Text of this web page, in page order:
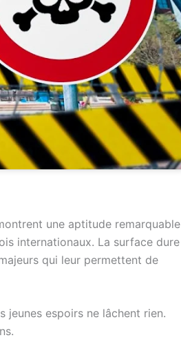
une aptitude remarquable
internationaux. La surface dure
qui leur permettent de
espoirs ne lâchent rien.